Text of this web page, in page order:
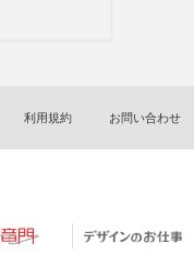
利用規約 お問い合わせ